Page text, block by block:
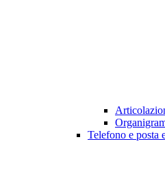
Telefono e posta